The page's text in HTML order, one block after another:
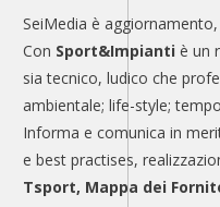
SeiMedia è
Con Sport&Impianti è un
sia tecnico, ludico che
ambientale; life-style;
Informa e comunica in
e best practises,
Tsport, Mappa dei